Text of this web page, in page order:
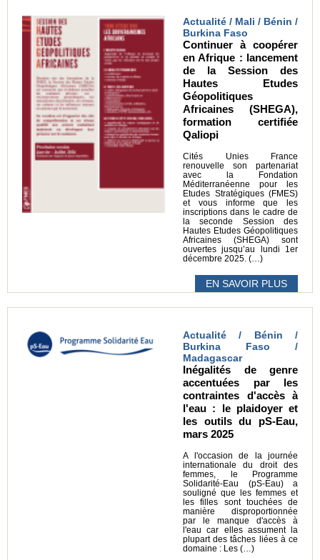
Actualité / Mali / Bénin /
Burkina Faso
Continuer à coopérer
en Afrique : lancement
de la Session des
Hautes Etudes
Géopolitiques
Africaines (SHEGA),
formation certifiée
Qaliopi
Cités Unies France
renouvelle son partenariat
avec la Fondation
Méditerranéenne pour les
Etudes Stratégiques (FMES)
et vous informe que les
inscriptions dans le cadre de
la seconde Session des
Hautes Etudes Géopolitiques
Africaines (SHEGA) sont
ouvertes jusqu’au lundi 1er
décembre 2025. (…)
EN SAVOIR PLUS
Actualité / Bénin /
Burkina Faso /
Madagascar
Inégalités de genre
accentuées par les
contraintes d'accès à
l'eau : le plaidoyer et
les outils du pS-Eau,
mars 2025
A l'occasion de la journée
internationale du droit des
femmes, le Programme
Solidarité-Eau (pS-Eau) a
souligné que les femmes et
les filles sont touchées de
manière disproportionnée
par le manque d'accès à
l'eau car elles assument la
plupart des tâches liées à ce
domaine : Les (…)